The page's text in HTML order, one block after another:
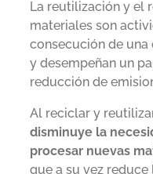
La reutilización y el
materiales son
consecución de
y desempeñan un
reducción de
Al reciclar y
disminuye la
procesar nuevas
que a su vez reduce